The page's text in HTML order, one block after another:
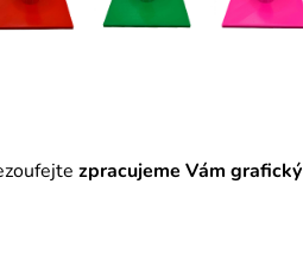
zpracujeme Vám grafický